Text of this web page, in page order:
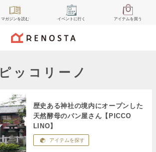
マガジンを読む イベント に行く アイテムを買う
ピッコリーノ
歴史ある神社の境内にオープンした
天然酵母のパン屋さん【PICCO
LINO】
アイテムを探す